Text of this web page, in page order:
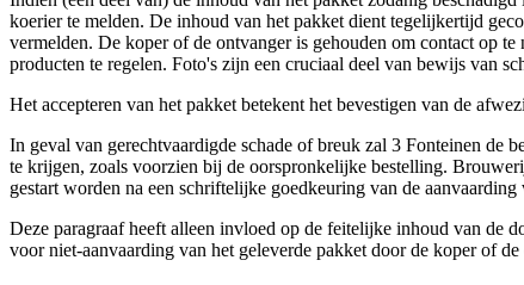
koerier te melden. De inhoud van het pakket dient tegelijkertijd
vermelden. De koper of de ontvanger is gehouden om contact op te
producten te regelen. Foto's zijn een cruciaal deel van bewijs van
Het accepteren van het pakket betekent het bevestigen van de
In geval van gerechtvaardigde schade of breuk zal 3 Fonteinen de
te krijgen, zoals voorzien bij de oorspronkelijke bestelling.
gestart worden na een schriftelijke goedkeuring van de
Deze paragraaf heeft alleen invloed op de feitelijke inhoud van de
voor niet-aanvaarding van het geleverde pakket door de koper of de